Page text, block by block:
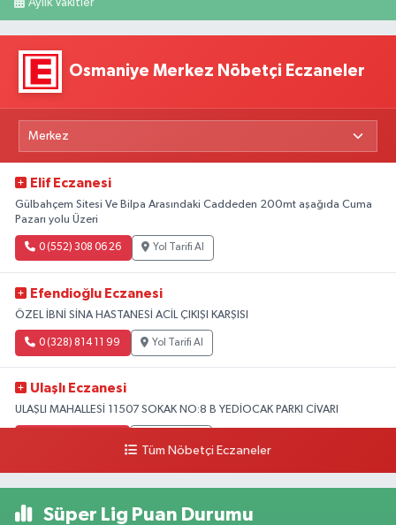
Aylık Vakitler
Osmaniye Merkez Nöbetçi Eczaneler
Elif Eczanesi
Gülbahçem Sitesi Ve Bilpa Arasındaki Caddeden 200mt aşağıda Cuma
Pazarı yolu Üzeri
0 (552) 308 06 26 Yol Tarifi Al
Efendioğlu Eczanesi
ÖZEL İBNİ SİNA HASTANESİ ACİL ÇIKIŞI KARŞISI
0 (328) 814 11 99 Yol Tarifi Al
Ulaşlı Eczanesi
ULAŞLI MAHALLESİ 11507 SOKAK NO:8 B YEDİOCAK PARKI CİVARI
Tüm Nöbetçi Eczaneler
Süper Lig Puan Durumu